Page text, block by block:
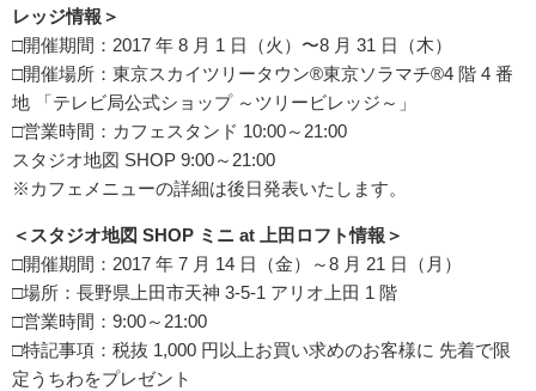
レッジ情報＞
□開催期間：2017 年 8 月 1 日（火）〜8 月 31 日（木）
□開催場所：東京スカイツリータウン®東京ソラマチ®4 階 4 番
地 「テレビ局公式ショップ ～ツリービレッジ～」
□営業時間：カフェスタンド 10:00～21:00
スタジオ地図 SHOP 9:00～21:00
※カフェメニューの詳細は後日発表いたします。
＜スタジオ地図 SHOP ミニ at 上田ロフト情報＞
□開催期間：2017 年 7 月 14 日（金）～8 月 21 日（月）
□場所：長野県上田市天神 3-5-1 アリオ上田 1 階
□営業時間：9:00～21:00
□特記事項：税抜 1,000 円以上お買い求めのお客様に 先着で限
定うちわをプレゼント